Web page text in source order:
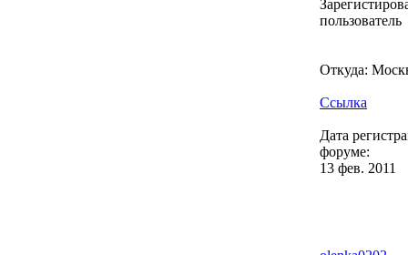
пользователь
Откуда:
Ссылка
Дата
форуме:
13 фев. 2011